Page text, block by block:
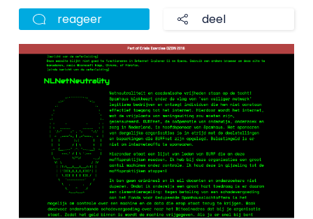
reageer deel